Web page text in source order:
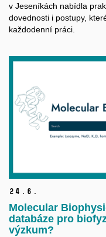
v Jeseníkách nabídla
dovednosti i postupy,
každodenní práci.
24. 6.
Molecular
databáze pro
výzkum?